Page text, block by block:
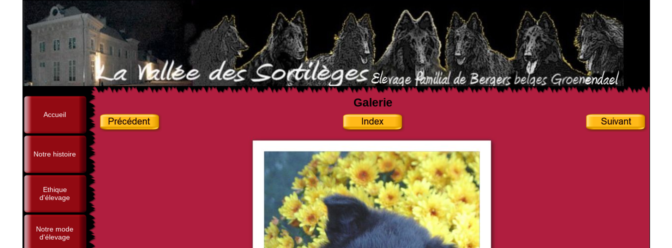
Accueil
Notre histoire
Ethique
d'élevage
Notre mode
d'élevage
Galerie